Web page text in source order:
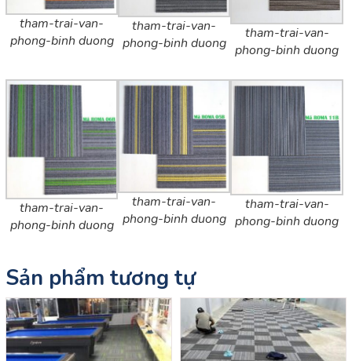
tham-trai-van-
phong-binh duong
tham-trai-van-
phong-binh duong
tham-trai-van-
phong-binh duong
tham-trai-van-
phong-binh duong
tham-trai-van-
phong-binh duong
tham-trai-van-
phong-binh duong
Sản phẩm tương tự